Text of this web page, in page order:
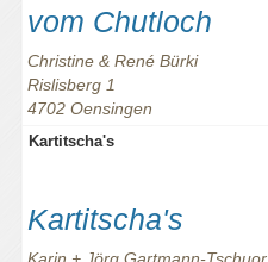
vom Chutloch
Christine & René Bürki
Rislisberg 1
4702 Oensingen
Kartitscha's
Kartitscha's